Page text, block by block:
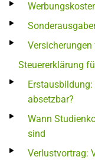
Versicherungen
Steuererklärung
absetzbar?
Wann
sind
Verlustvortrag: